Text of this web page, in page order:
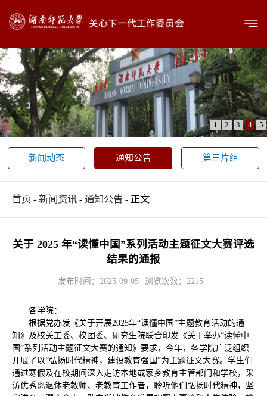
1 2 3 4 5
新闻动态 通知公告 第三片组
首页 - 新闻资讯 - 通知公告 - 正文
关于 2025 年“读懂中国”系列活动主题征文大赛评选
结果的通报
发布时间：2025-09-05 浏览次数： 2215
各学院：
根据党办发《关于开展2025年“读懂中国”主题教育活动的通
知》及校关工委、校团委、研究生院联合印发《关于举办“读懂中
国”系列活动主题征文大赛的通知》要求，今年，各学院广泛组织
开展了以“弘扬时代精神，建设教育强国”为主题征文大赛。学生们
通过寒假及在校期间深入走访本地或家乡教育主管部门和学校，采
访优秀离退休老教师、老教育工作者，聆听他们弘扬时代精神，坚